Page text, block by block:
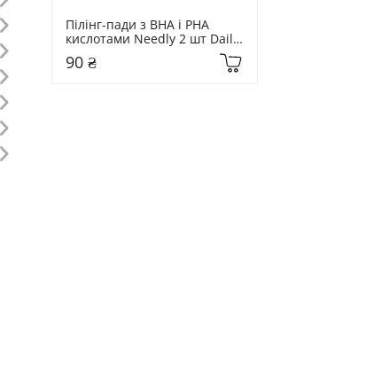
Пілінг-пади з BHA і PHA
кислотами Needly 2 шт Daily
90 ₴